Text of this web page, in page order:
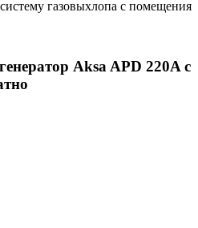
газовыхлопа с помещения
Aksa APD 220A с